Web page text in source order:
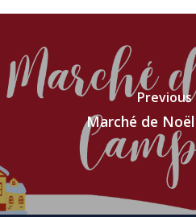
Previous
Marché de